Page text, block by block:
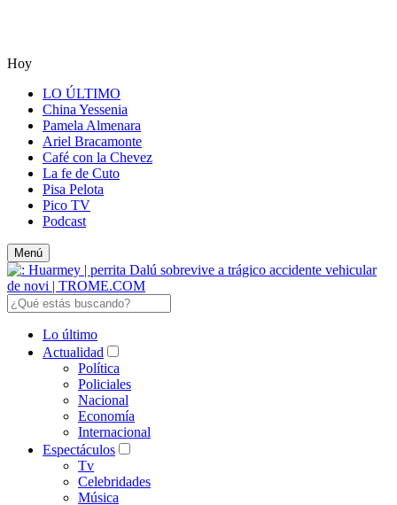
Hoy
LO ÚLTIMO
China Yessenia
Pamela Almenara
Ariel Bracamonte
Café con la Chevez
La fe de Cuto
Pisa Pelota
Pico TV
Podcast
Menú
Lo último
Actualidad
Política
Policiales
Nacional
Economía
Internacional
Espectáculos
Tv
Celebridades
Música